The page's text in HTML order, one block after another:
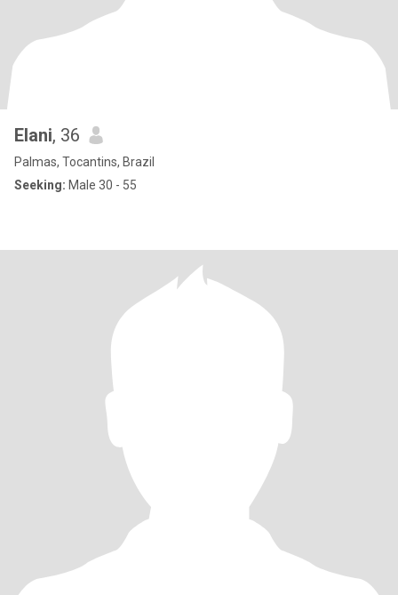
Elani, 36
Palmas, Tocantins, Brazil
Seeking: Male 30 - 55